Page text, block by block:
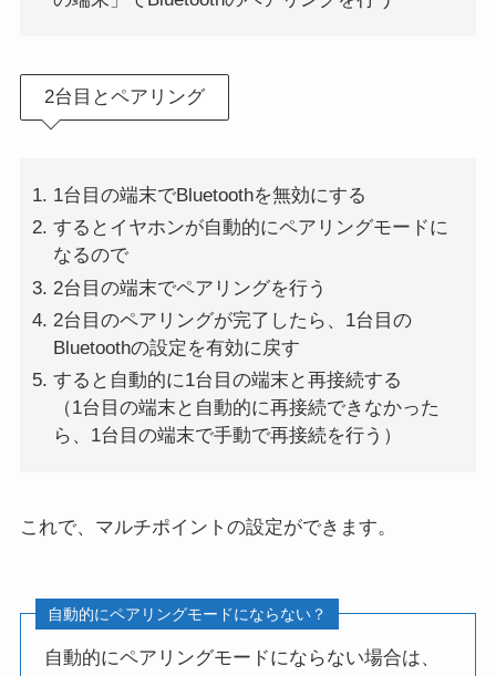
2台目とペアリング
1台目の端末でBluetoothを無効にする
するとイヤホンが自動的にペアリングモードに
なるので
2台目の端末でペアリングを行う
2台目のペアリングが完了したら、1台目の
Bluetoothの設定を有効に戻す
すると自動的に1台目の端末と再接続する
（1台目の端末と自動的に再接続できなかった
ら、1台目の端末で手動で再接続を行う）
これで、マルチポイントの設定ができます。
自動的にペアリングモードにならない？
自動的にペアリングモードにならない場合は、